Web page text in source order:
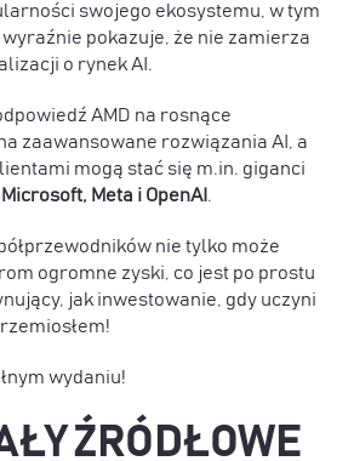
swojego ekosystemu, w tym
wyraźnie pokazuje, że nie zamierza
o rynek AI.
AMD na rosnące
zaawansowane rozwiązania AI, a
mogą stać się m.in. giganci
Microsoft, Meta i OpenAI .
nie tylko może
ogromne zyski, co jest po prostu
jak inwestowanie, gdy uczyni
wydaniu!
ŹRÓDŁOWE